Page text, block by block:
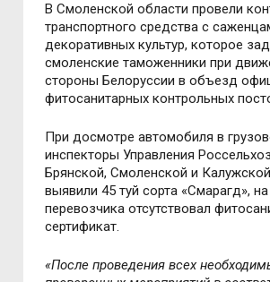
В Смоленской области провели
транспортного средства с
декоративных культур, которое
смоленские таможенники при
стороны Белоруссии в объезд
фитосанитарных контрольных
При досмотре автомобиля в
инспекторы Управления
Брянской, Смоленской и
выявили 45 туй сорта «Смарагд»,
перевозчика отсутствовал
сертификат.
«После проведения всех